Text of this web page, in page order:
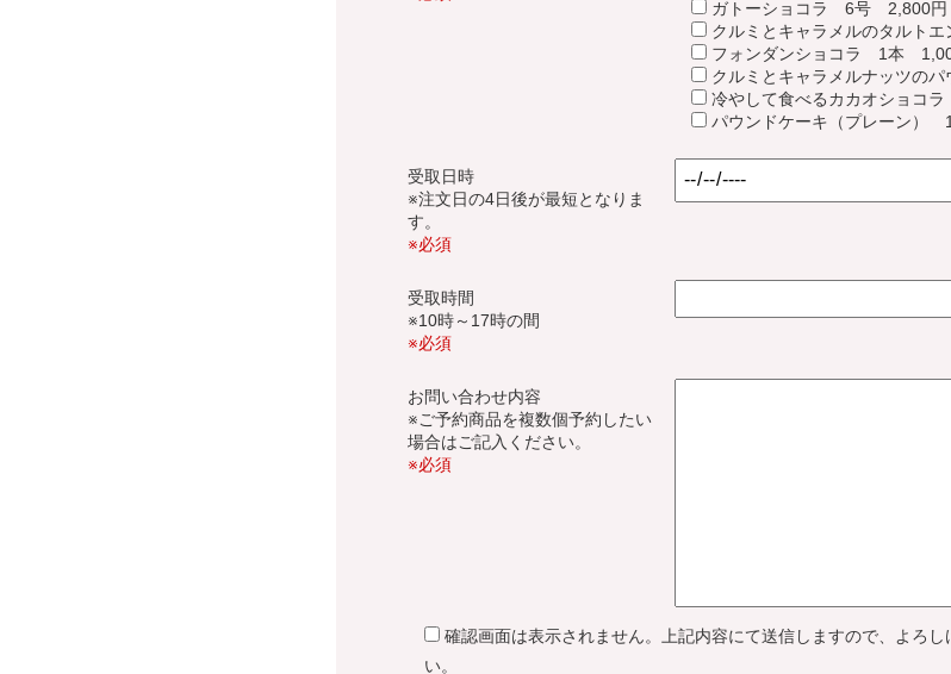
ガトーショコラ 6号 2,800円
クルミとキャラメルのタルト
フォンダンショコラ 1本
クルミとキャラメルナッツの
冷やして食べるカカオショコ
パウンドケーキ（プレーン）
受取日時
※注文日の4日後が最短となりま
す。
※必須
受取時間
※10時～17時の間
※必須
お問い合わせ内容
※ご予約商品を複数個予約したい
場合はご記入ください。
※必須
確認画面は表示されません。上記内容にて送信しますので、よろ
い。